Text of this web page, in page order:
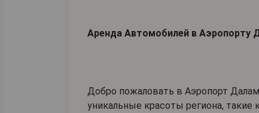
Аренда Автомобилей в Аэропорту
Добро пожаловать в Аэропорт
уникальные красоты региона,